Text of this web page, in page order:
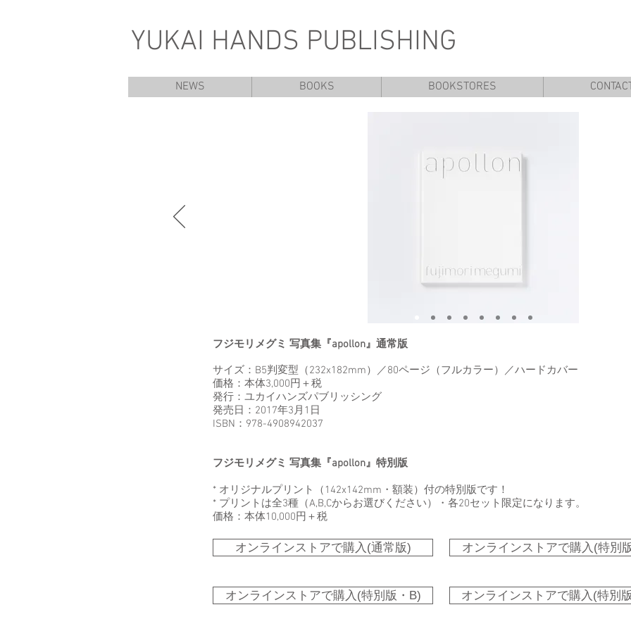
YUKAI HANDS PUBLISHING
NEWS BOOKS BOOKSTORES
フジモリメグミ 写真集『apollon』通常版
サイズ：B5判変型（232x182mm）／80ページ（フルカラー）／ハードカバー
価格：本体3,000円＋税
発行：ユカイハンズパブリッシング
発売日：2017年3月1日
ISBN：978-4908942037
フジモリメグミ 写真集『apollon』特別版
* オリジナルプリント（142x142mm・額装）付の特別版です！
* プリントは全3種（A,B,Cからお選びください）・各20セット限定になります。
価格：本体10,000円＋税
オンラインストアで購入(通常版)
オンラインストアで購入(特別版・B)
オンラインストアで購入(特別
オンラインストアで購入(特別